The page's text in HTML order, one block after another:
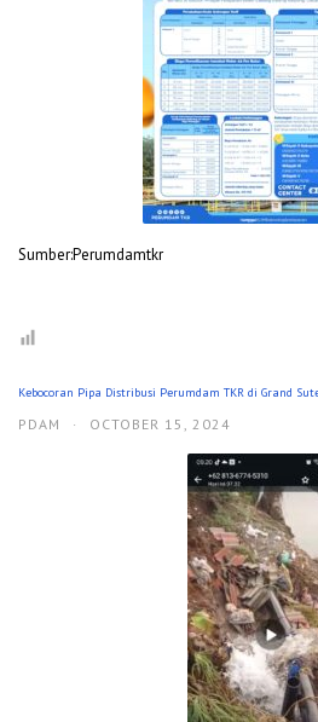
Sumber:Perumdamtkr
Kebocoran Pipa Distribusi Perumdam TKR di Grand
PDAM · OCTOBER 15, 2024